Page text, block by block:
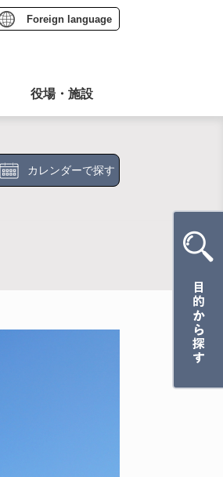
Foreign language
役場・施設
カレンダーで探す